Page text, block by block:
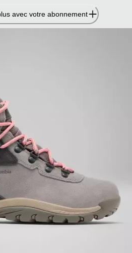
avec votre abonnement